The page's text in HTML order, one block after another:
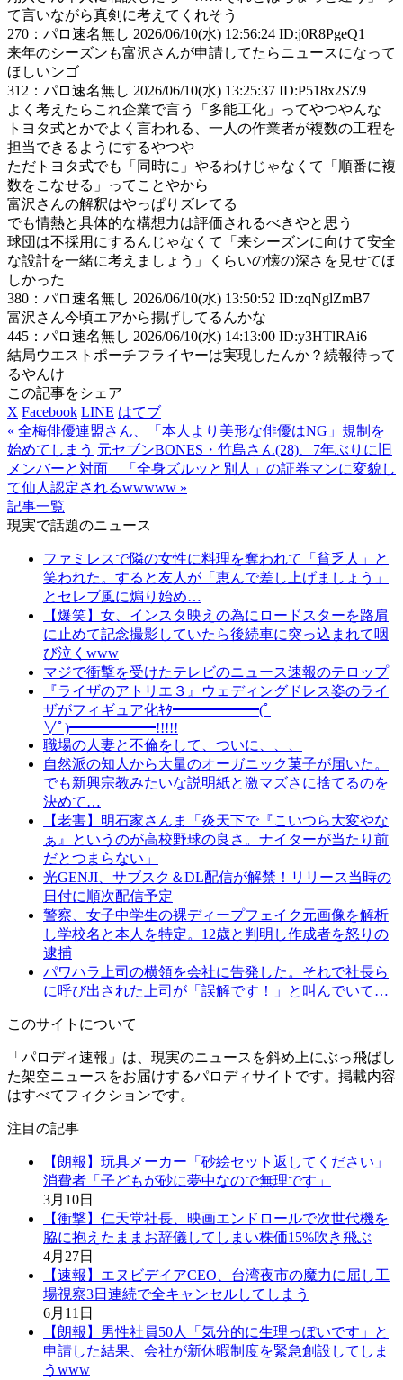
て言いながら真剣に考えてくれそう
270 ： パロ速名無し 2026/06/10(水) 12:56:24 ID:j0R8PgeQ1
来年のシーズンも富沢さんが申請してたらニュースになって
ほしいンゴ
312 ： パロ速名無し 2026/06/10(水) 13:25:37 ID:P518x2SZ9
よく考えたらこれ企業で言う「多能工化」ってやつやんな
トヨタ式とかでよく言われる、一人の作業者が複数の工程を
担当できるようにするやつや
ただトヨタ式でも「同時に」やるわけじゃなくて「順番に複
数をこなせる」ってことやから
富沢さんの解釈はやっぱりズレてる
でも情熱と具体的な構想力は評価されるべきやと思う
球団は不採用にするんじゃなくて「来シーズンに向けて安全
な設計を一緒に考えましょう」くらいの懐の深さを見せてほ
しかった
380 ： パロ速名無し 2026/06/10(水) 13:50:52 ID:zqNglZmB7
富沢さん今頃エアから揚げしてるんかな
445 ： パロ速名無し 2026/06/10(水) 14:13:00 ID:y3HTlRAi6
結局ウエストポーチフライヤーは実現したんか？続報待って
るやんけ
この記事をシェア
X Facebook LINE はてブ
« 全梅俳優連盟さん、「本人より美形な俳優はNG」規制を
始めてしまう 元セブンBONES・竹島さん(28)、7年ぶりに旧
メンバーと対面 「全身ズルッと別人」の証券マンに変貌し
て仙人認定されるwwwww »
記事一覧
現実で話題のニュース
ファミレスで隣の女性に料理を奪われて「貧乏人」と
笑われた。すると友人が「恵んで差し上げましょう」
とセレブ風に煽り始め…
【爆笑】女、インスタ映えの為にロードスターを路肩
に止めて記念撮影していたら後続車に突っ込まれて咽
び泣くwww
マジで衝撃を受けたテレビのニュース速報のテロップ
『ライザのアトリエ３』ウェディングドレス姿のライ
ザがフィギュア化ｷﾀ━━━━━━(ﾟ
∀ﾟ)━━━━━━!!!!!
職場の人妻と不倫をして、ついに、、、
自然派の知人から大量のオーガニック菓子が届いた。
でも新興宗教みたいな説明紙と激マズさに捨てるのを
決めて…
【老害】明石家さんま「炎天下で『こいつら大変やな
ぁ』というのが高校野球の良さ。ナイターが当たり前
だとつまらない」
光GENJI、サブスク＆DL配信が解禁！リリース当時の
日付に順次配信予定
警察、女子中学生の裸ディープフェイク元画像を解析
し学校名と本人を特定。12歳と判明し作成者を怒りの
逮捕
パワハラ上司の横領を会社に告発した。それで社長ら
に呼び出された上司が「誤解です！」と叫んでいて…
このサイトについて
「パロディ速報」は、現実のニュースを斜め上にぶっ飛ばし
た架空ニュースをお届けするパロディサイトです。掲載内容
はすべてフィクションです。
注目の記事
【朗報】玩具メーカー「砂絵セット返してください」
消費者「子どもが砂に夢中なので無理です」
3月10日
【衝撃】仁天堂社長、映画エンドロールで次世代機を
脇に抱えたままお辞儀してしまい株価15%吹き飛ぶ
4月27日
【速報】エヌビデイアCEO、台湾夜市の魔力に屈し工
場視察3日連続で全キャンセルしてしまう
6月11日
【朗報】男性社員50人「気分的に生理っぽいです」と
申請した結果、会社が新休暇制度を緊急創設してしま
うwww